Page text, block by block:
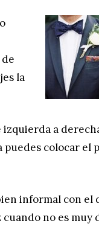
la
a
colocar el
informal con el
no es muy